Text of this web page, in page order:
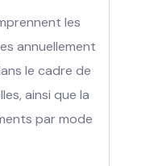
les
annuellement
le cadre de
ainsi que la
par mode